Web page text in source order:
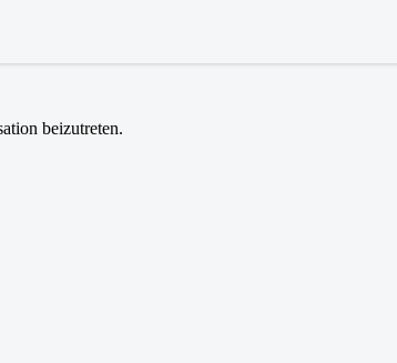
beizutreten.